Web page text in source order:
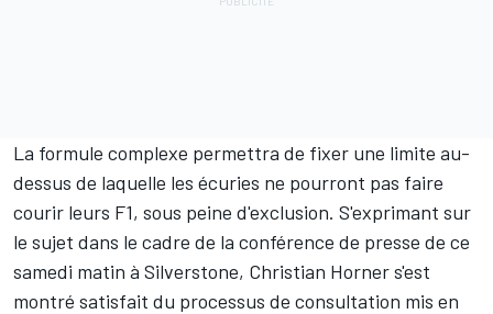
La formule complexe permettra de fixer une limite au-
dessus de laquelle les écuries ne pourront pas faire
courir leurs F1, sous peine d'exclusion. S'exprimant sur
le sujet dans le cadre de la conférence de presse de ce
samedi matin à Silverstone, Christian Horner s'est
montré satisfait du processus de consultation mis en